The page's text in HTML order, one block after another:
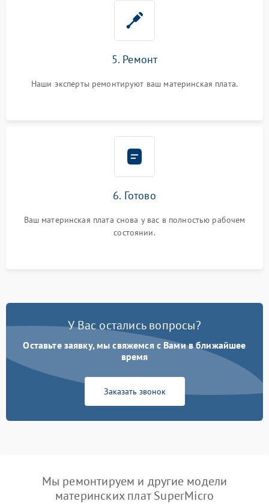
5. Ремонт
Наши эксперты ремонтируют ваш материнская плата.
6. Готово
Ваш материнская плата снова у вас в полностью рабочем
состоянии.
У Вас остались вопросы?
Оставьте заявку, мы свяжемся с Вами в ближайшее
время
Заказать звонок
Мы ремонтируем и другие модели
материнских плат SuperMicro